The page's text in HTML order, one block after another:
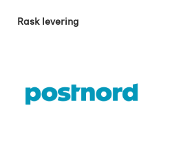
Rask levering